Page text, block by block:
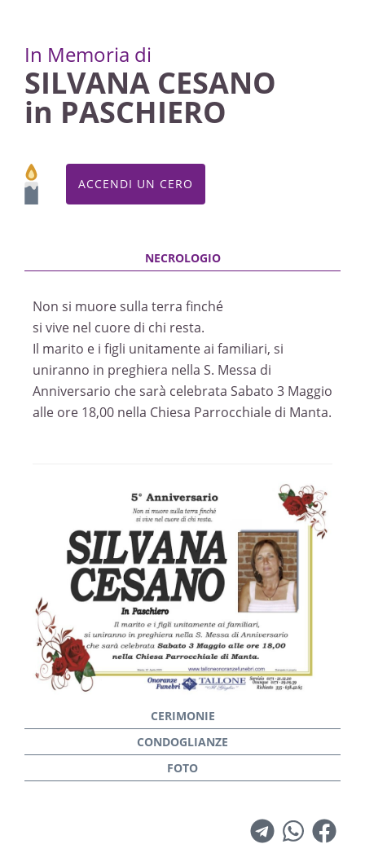
In Memoria di
SILVANA CESANO
in PASCHIERO
ACCENDI UN CERO
Non si muore sulla terra finché
si vive nel cuore di chi resta.
Il marito e i figli unitamente ai familiari, si
uniranno in preghiera nella S. Messa di
Anniversario che sarà celebrata Sabato 3 Maggio
alle ore 18,00 nella Chiesa Parrocchiale di Manta.